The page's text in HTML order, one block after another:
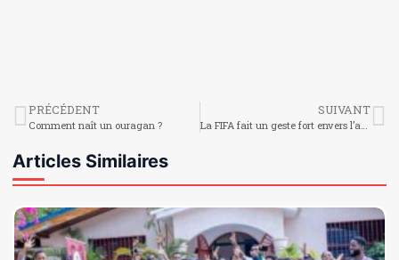
PRÉCÉDENT
Comment naît un ouragan ?
SUIVANT
La FIFA fait un geste fort envers l’arbitre somalien Omar Artan
Articles Similaires